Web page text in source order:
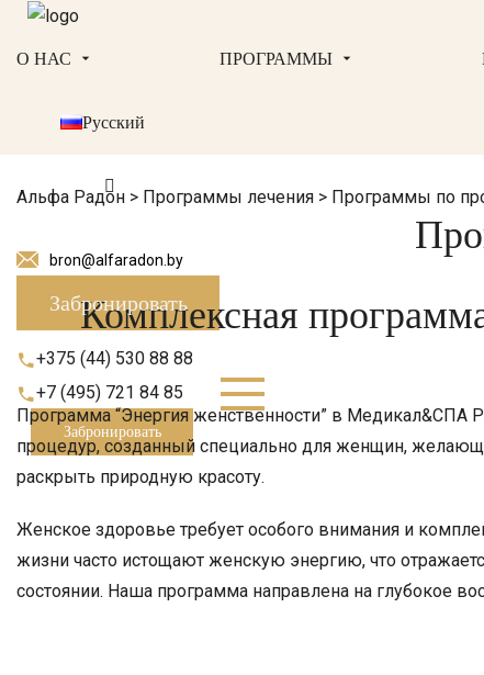
bron@alfaradon.by
Забронировать
О НАС ПРОГРАММЫ
Русский
+375 (44) 530 88 88
+7 (495) 721 84 85
Забронировать
Альфа Радон > Программы лечения > Программы по
Комплексная
Программа “Энергия женственности” в Медикал&СПА
процедур, созданный специально для женщин,
раскрыть природную красоту.
Женское здоровье требует особого внимания и
жизни часто истощают женскую энергию, что
состоянии. Наша программа направлена на глубокое